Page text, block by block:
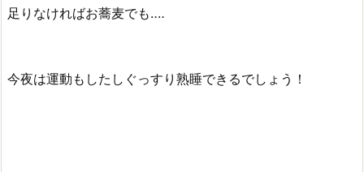
足りなければお蕎麦でも‥‥
今夜は運動もしたしぐっすり熟睡できるでしょう！